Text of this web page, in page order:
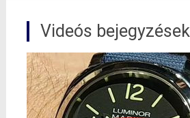
Videós bejegyzések